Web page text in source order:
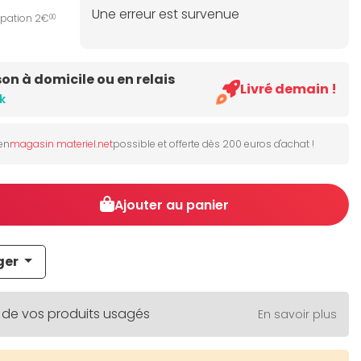
2€00
Une erreur est survenue
à domicile ou en relais
Livré demain !
magasin materiel.netpossible et offerte dès 200 euros d'achat !
Ajouter au panier
de vos produits usagés En savoir plus